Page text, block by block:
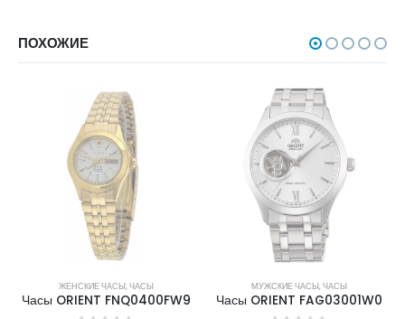
ПОХОЖИЕ
НЕТ В НАЛИЧИИ
ЖЕНСКИЕ ЧАСЫ,ЧАСЫ
Часы ORIENT FNQ0400FW9
НЕТ В НАЛИЧИИ
МУЖСКИЕ ЧАСЫ,ЧАСЫ
Часы ORIENT FAG03001W0